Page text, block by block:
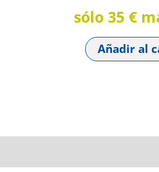
sólo 35 €
Añadir al